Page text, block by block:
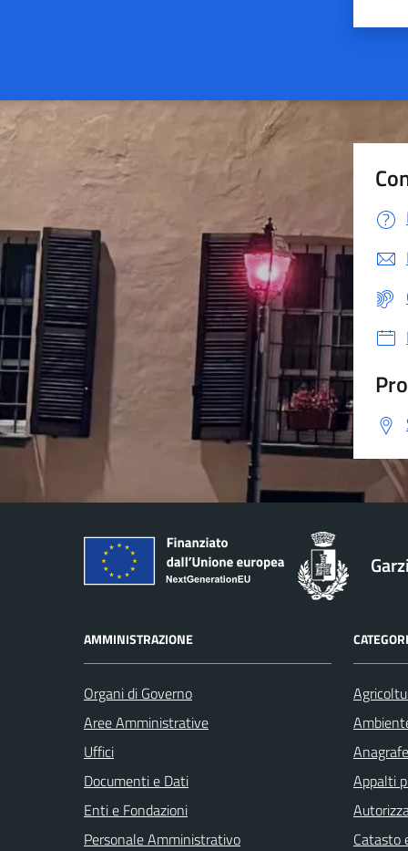
AMMINISTRAZIONE
Organi di Governo
Aree Amministrative
Uffici
Documenti e Dati
Enti e Fondazioni
Personale Amministrativo
Appalti
Catasto